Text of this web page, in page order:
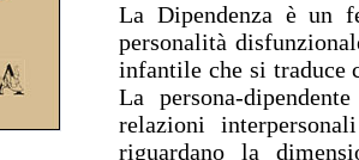
La Dipendenza è un
personalità
infantile che si traduce
La persona-
relazioni
riguardano la